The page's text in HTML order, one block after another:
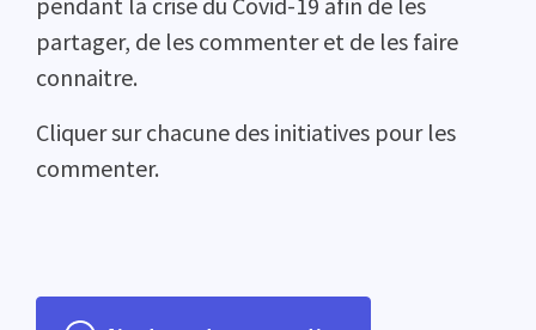
partager, de les commenter et de les faire
connaitre.
Cliquer sur chacune des initiatives pour les
commenter.